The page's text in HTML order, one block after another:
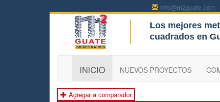
info@m2guate.com
Los mejores
cuadrados en
INICIO NUEVOS PROYECTOS
Agregar a comparador